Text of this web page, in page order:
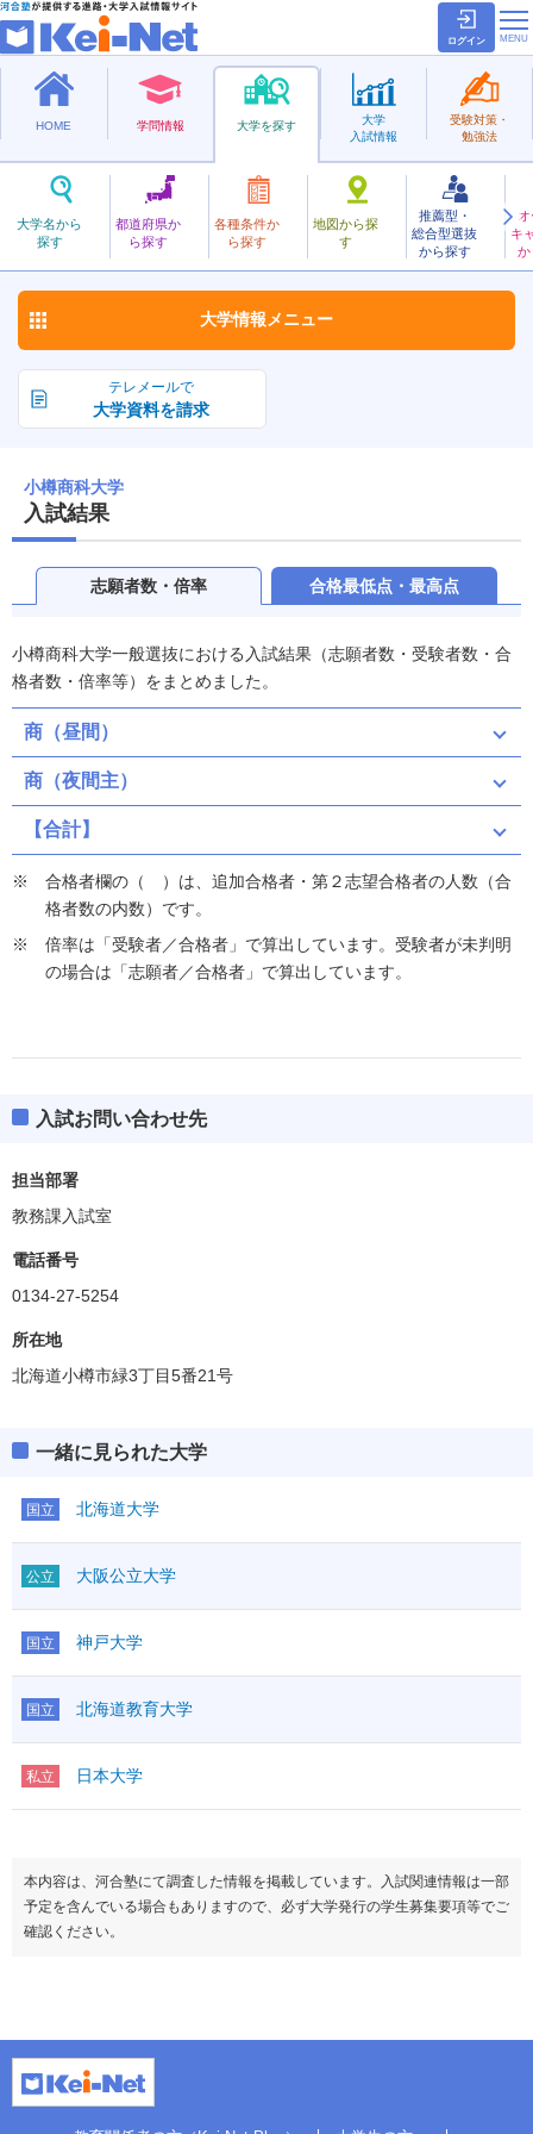
ログイン
HOME 学問情報 大学を探す
大学名から
探す
都道府県か
ら探す
各種条件か
ら探す
地図から探
す
推薦型・
総合型選抜
から探す
キ
か
大学
入試情報
受験対策・
勉強法
国立
おたるしょうか
小樽商科大学 お気に入り
テレメールで
大学資料を請求
大学情報 メニュー
小樽商科大学
入試結果
志願者数・倍率 合格最低点・最高点
小樽商科大学一般選抜における入試結果（志願者数・受験者数・合
格者数・倍率等）をまとめました。
商（昼間）
商（夜間主）
【合計】
合格者欄の（ ）は、追加合格者・第２志望合格者の人数（合
格者数の内数）です。
倍率は「受験者／合格者」で算出しています。受験者が未判明
の場合は「志願者／合格者」で算出しています。
入試お問い合わせ先
担当部署
教務課入試室
電話番号
0134-27-5254
所在地
北海道小樽市緑3丁目5番21号
一緒に見られた大学
国立 北海道大学
公立 大阪公立大学
国立 神戸大学
国立 北海道教育大学
私立 日本大学
本内容は、河合塾にて調査した情報を掲載しています。入試関連情報は一部
予定を含んでいる場合もありますので、必ず大学発行の学生募集要項等でご
確認ください。